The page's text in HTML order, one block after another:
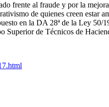
frente al fraude y por la
de quienes creen estar
en la DA 28ª de la Ley 50/
Superior de Técnicos de